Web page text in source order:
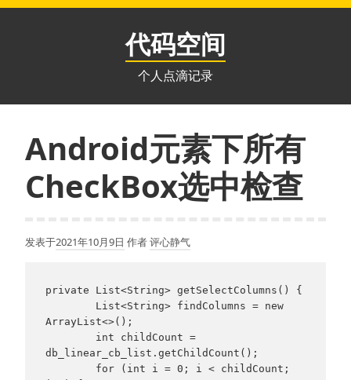
跳
代码空间
个人点滴记录
Android元素下所有
CheckBox选中检查
发表于2021年10月9日 作者评心静气
private List<String> getSelectColumns() {
ArrayList<>();
db_linear_cb_list.getChildCount();